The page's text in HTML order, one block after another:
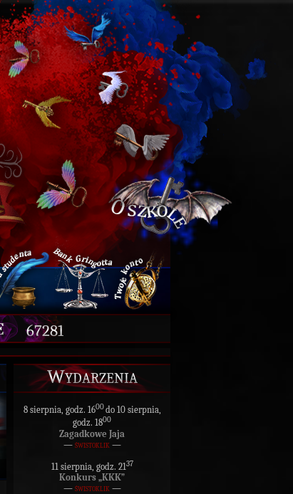
67281
Wydarzenia
8 sierpnia, godz. 1600do 10 sierpnia,
godz. 1800
Zagadkowe Jaja
— świstoklik —
11 sierpnia, godz. 2137
Konkurs „KKK”
— świstoklik —